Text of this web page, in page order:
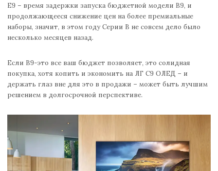
E9 – время задержки запуска бюджетной модели В9, и
продолжающееся снижение цен на более премиальные
наборы, значит, в этом году Серии B не совсем дело было
несколько месяцев назад.
Если В9-это все ваш бюджет позволяет, это солидная
покупка, хотя копить и экономить на ЛГ С9 ОЛЕД – и
держать глаз вне для это в продажи – может быть лучшим
решением в долгосрочной перспективе.